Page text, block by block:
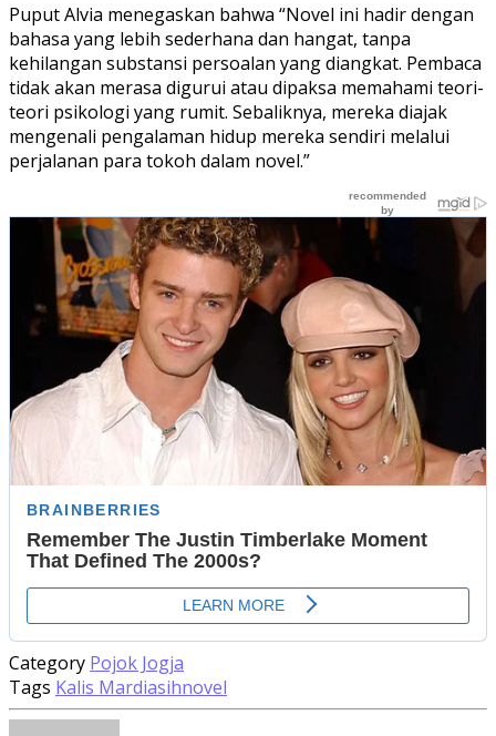
Puput Alvia menegaskan bahwa “Novel ini hadir dengan
bahasa yang lebih sederhana dan hangat, tanpa
kehilangan substansi persoalan yang diangkat. Pembaca
tidak akan merasa digurui atau dipaksa memahami teori-
teori psikologi yang rumit. Sebaliknya, mereka diajak
mengenali pengalaman hidup mereka sendiri melalui
perjalanan para tokoh dalam novel.”
Category Pojok Jogja
Tags Kalis Mardiasihnovel